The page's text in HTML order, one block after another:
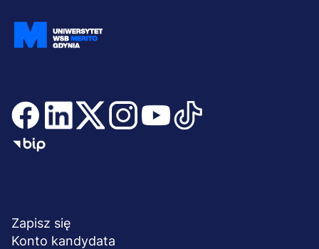
stopka
Zapisz się
Konto kandydata